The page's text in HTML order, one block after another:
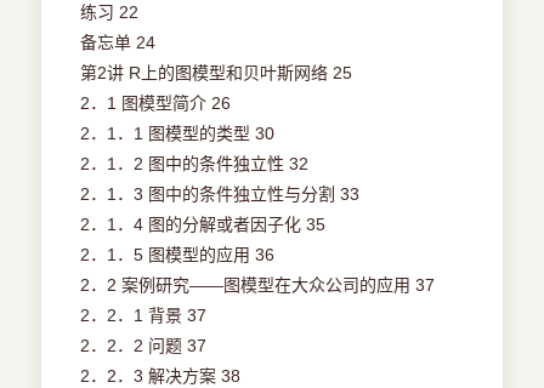
练习 22
备忘单 24
第2讲 R上的图模型和贝叶斯网络 25
2．1 图模型简介 26
2．1．1 图模型的类型 30
2．1．2 图中的条件独立性 32
2．1．3 图中的条件独立性与分割 33
2．1．4 图的分解或者因子化 35
2．1．5 图模型的应用 36
2．2 案例研究——图模型在大众公司的应用 37
2．2．1 背景 37
2．2．2 问题 37
2．2．3 解决方案 38